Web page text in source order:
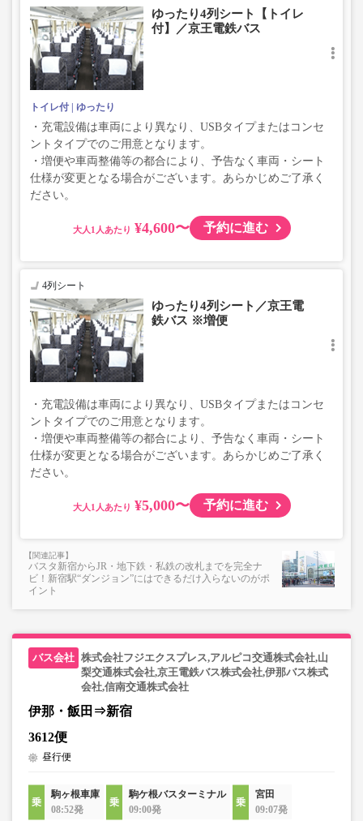
ゆったり4列シート【トイレ
付】／京王電鉄バス
トイレ付 ゆったり
・充電設備は車両により異なり、USBタイプまたはコンセ
ントタイプでのご用意となります。
・増便や車両整備等の都合により、予告なく車両・シート
仕様が変更となる場合がございます。あらかじめご了承く
ださい。
大人 ¥4,600〜 予約に進む
4列シート
ゆったり4列シート／京王電
鉄バス ※増便
・充電設備は車両により異なり、USBタイプまたはコンセ
ントタイプでのご用意となります。
・増便や車両整備等の都合により、予告なく車両・シート
仕様が変更となる場合がございます。あらかじめご了承く
ださい。
大人 ¥5,000〜 予約に進む
バスタ新宿からJR・地下鉄・私鉄の改札までを完全ナ
ビ！新宿駅“ダンジョン”にはできるだけ入らないのがポ
イント
株式会社フジエクスプレス,アルピコ交通株式会社,山
梨交通株式会社,京王電鉄バス株式会社,伊那バス株式
会社,信南交通株式会社
伊那・飯田⇒新宿
3612便
昼行便
駒ヶ根車庫
08:52発
駒ケ根バスターミナル
09:00発
宮田
09:07発